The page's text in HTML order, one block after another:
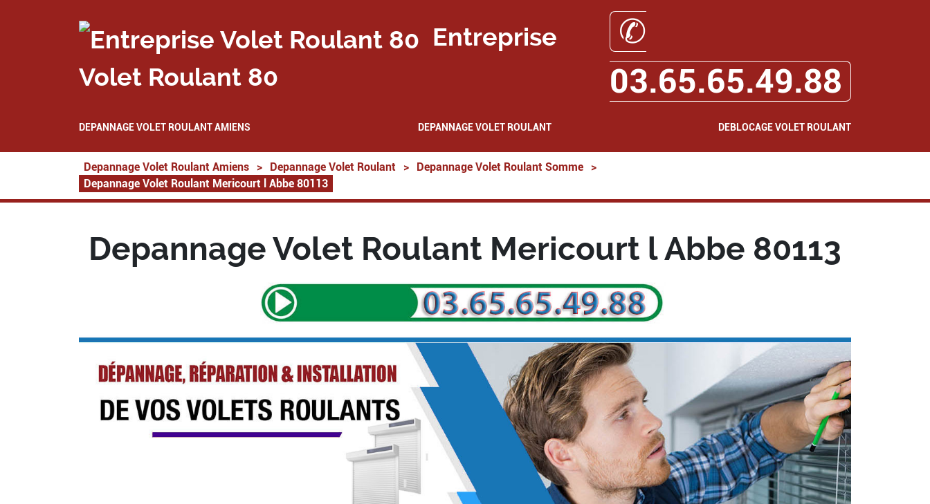
Entreprise
Volet Roulant 80
✆
03.65.65.49.88
DEPANNAGE VOLET ROULANT AMIENS DEPANNAGE VOLET ROULANT DEBLOCAGE VOLET ROULANT
Depannage Volet Roulant Amiens > Depannage Volet Roulant > Depannage Volet Roulant Somme
>
Depannage Volet Roulant Mericourt l Abbe 80113
Depannage Volet Roulant Mericourt l Abbe 80113